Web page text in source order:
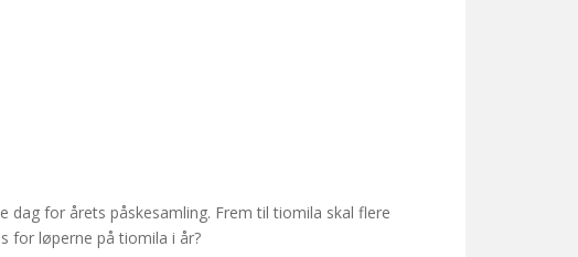
for årets påskesamling. Frem til tiomila skal flere
for løperne på tiomila i år?